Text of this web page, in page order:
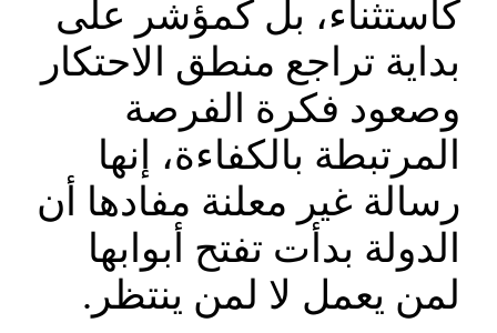
كاستثناء، بل كمؤشر على
بداية تراجع منطق الاحتكار
وصعود فكرة الفرصة
المرتبطة بالكفاءة، إنها
رسالة غير معلنة مفادها أن
الدولة بدأت تفتح أبوابها
لمن يعمل لا لمن ينتظر.